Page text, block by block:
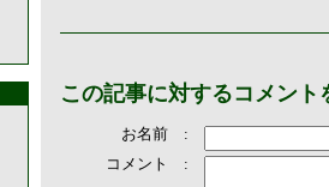
この記事に対するコメント
お名前 :
コメント :